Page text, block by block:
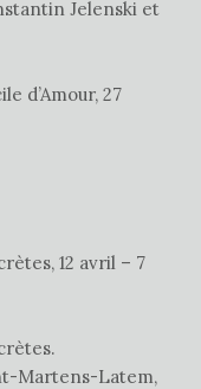
Jelenski et
d’Amour, 27
12 avril – 7
Martens-Latem,